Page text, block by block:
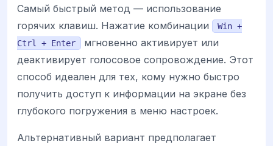
Самый быстрый метод — использование
горячих клавиш. Нажатие комбинации
Win +
Ctrl + Enter
мгновенно активирует или
деактивирует голосовое сопровождение. Этот
способ идеален для тех, кому нужно быстро
получить доступ к информации на экране без
глубокого погружения в меню настроек.
Альтернативный вариант предполагает